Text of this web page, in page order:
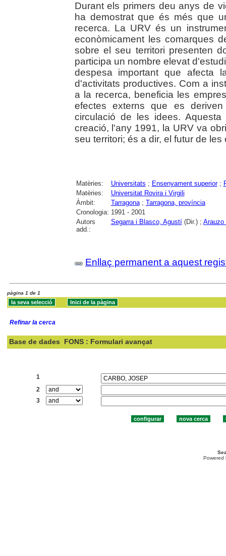
Durant els primers deu anys de
ha demostrat que és més que
recerca. La URV és un
econòmicament les comarques
sobre el seu territori presenten
participa un nombre elevat
despesa important que afecta
d'activitats productives. Com a
a la recerca, beneficia les
efectes externs que es
circulació de les idees.
creació, l'any 1991, la URV va
seu territori; és a dir, el futur de
Matèries: Universitats ; Ensenyament superior;
Matèries:
Universitat Rovira i Virgili
Àmbit:
Tarragona; Tarragona, província
Cronologia: 1991 - 2001
Autors
add.:
Segarra i Blasco, Agustí(Dir.) ; Arauzo
Enllaç permanent a aquest
pàgina 1 de 1
Refinar la cerca
Base de dades FONS : Formulari avançat
1
2
3
Powered